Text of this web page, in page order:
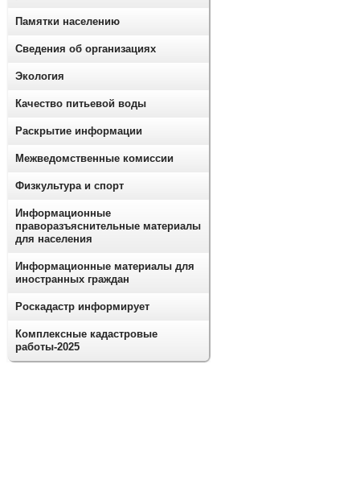
Памятки населению
Сведения об организациях
Экология
Качество питьевой воды
Раскрытие информации
Межведомственные комиссии
Физкультура и спорт
Информационные
праворазъяснительные материалы
для населения
Информационные материалы для
иностранных граждан
Роскадастр информирует
Комплексные кадастровые
работы-2025